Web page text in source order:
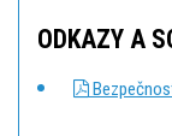
ODKAZY A